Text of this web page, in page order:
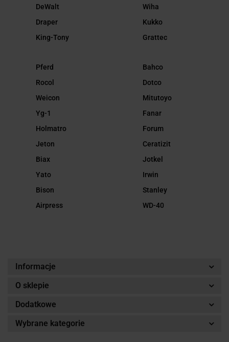
DeWalt
Draper
King-Tony
Wiha
Kukko
Grattec
Pferd
Rocol
Weicon
Yg-1
Holmatro
Jeton
Biax
Yato
Bison
Airpress
Bahco
Dotco
Mitutoyo
Fanar
Forum
Ceratizit
Jotkel
Irwin
Stanley
WD-40
Informacje
O sklepie
Dodatkowe
Wybrane kategorie